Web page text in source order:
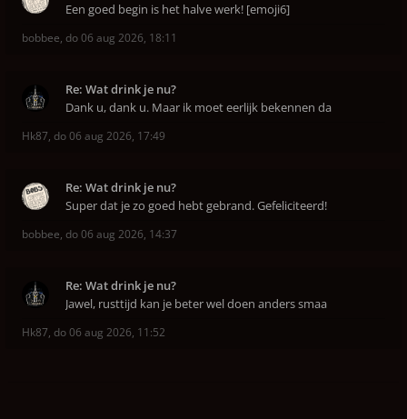
Een goed begin is het halve werk! [emoji6]
bobbee, do 06 aug 2026, 18:11
Re: Wat drink je nu?
Dank u, dank u. Maar ik moet eerlijk bekennen da
Hk87, do 06 aug 2026, 17:49
Re: Wat drink je nu?
Super dat je zo goed hebt gebrand. Gefeliciteerd!
bobbee, do 06 aug 2026, 14:37
Re: Wat drink je nu?
Jawel, rusttijd kan je beter wel doen anders smaa
Hk87, do 06 aug 2026, 11:52